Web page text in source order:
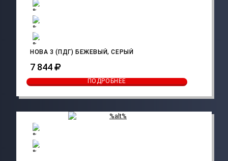
НОВА 3 (ПДГ) БЕЖЕВЫЙ, СЕРЫЙ
7 844
ПОДРОБНЕЕ